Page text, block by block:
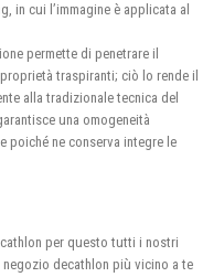
in cui l’immagine è applicata al
permette di penetrare il
traspiranti; ciò lo rende il
alla tradizionale tecnica del
una omogeneità
ne conserva integre le
per questo tutti i nostri
decathlon più vicino a te